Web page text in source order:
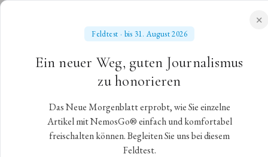
NEUES MORGENBLATT
für gebildete Stände
✕
Feldtest · bis 31. August 2026
Ein neuer Weg, guten Journalismus
zu honorieren
Das Neue Morgenblatt erprobt, wie Sie einzelne
Artikel mit NemosGo® einfach und komfortabel
freischalten können. Begleiten Sie uns bei diesem
Feldtest.
Duncan Macmillans „All das
Schöne“ in Bern